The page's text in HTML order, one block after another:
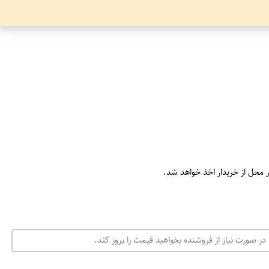
محل از خریدار اخذ خواهد شد.
صورت نیاز از فروشنده بخواهید قیمت را بروز کند.